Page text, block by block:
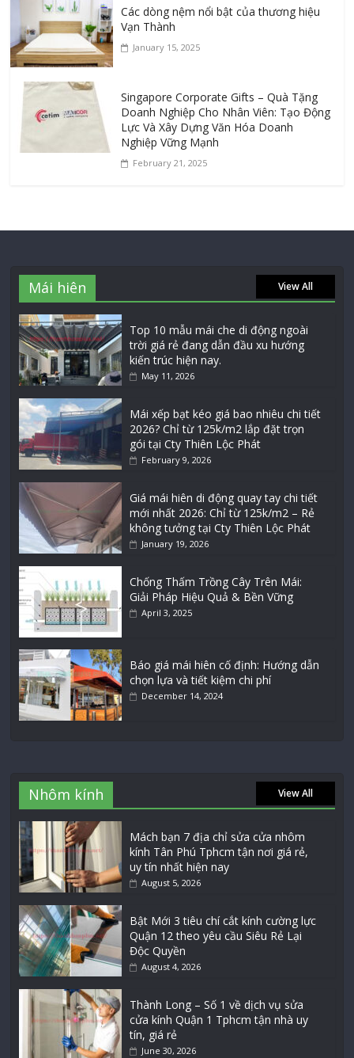
Các dòng nệm nổi bật của thương hiệu
Vạn Thành
January 15, 2025
Singapore Corporate Gifts – Quà Tặng
Doanh Nghiệp Cho Nhân Viên: Tạo Động
Lực Và Xây Dựng Văn Hóa Doanh
Nghiệp Vững Mạnh
February 21, 2025
Mái hiên View All
Top 10 mẫu mái che di động ngoài
trời giá rẻ đang dẫn đầu xu hướng
kiến trúc hiện nay.
May 11, 2026
Mái xếp bạt kéo giá bao nhiêu chi tiết
2026? Chỉ từ 125k/m2 lắp đặt trọn
gói tại Cty Thiên Lộc Phát
February 9, 2026
Giá mái hiên di động quay tay chi tiết
mới nhất 2026: Chỉ từ 125k/m2 – Rẻ
không tưởng tại Cty Thiên Lộc Phát
January 19, 2026
Chống Thấm Trồng Cây Trên Mái:
Giải Pháp Hiệu Quả & Bền Vững
April 3, 2025
Báo giá mái hiên cố định: Hướng dẫn
chọn lựa và tiết kiệm chi phí
December 14, 2024
Nhôm kính View All
Mách bạn 7 địa chỉ sửa cửa nhôm
kính Tân Phú Tphcm tận nơi giá rẻ,
uy tín nhất hiện nay
August 5, 2026
Bật Mới 3 tiêu chí cắt kính cường lực
Quận 12 theo yêu cầu Siêu Rẻ Lại
Độc Quyền
August 4, 2026
Thành Long – Số 1 về dịch vụ sửa
cửa kính Quận 1 Tphcm tận nhà uy
tín, giá rẻ
June 30, 2026